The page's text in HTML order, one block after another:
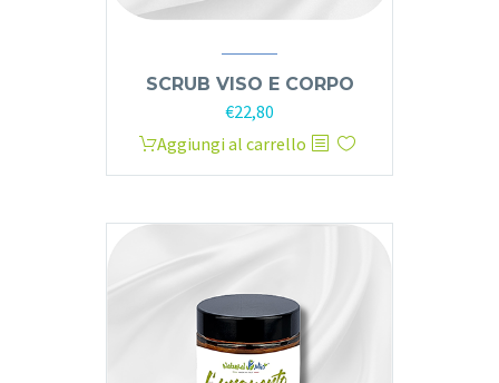
SCRUB VISO E CORPO
€22,80
Aggiungi al carrello